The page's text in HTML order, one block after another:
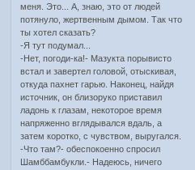
меня. Это... А, знаю, это от людей
потянуло, жертвенным дымом. Так что
ты хотел сказать?
-Я тут подумал...
-Нет, погоди-ка!- Мазукта порывисто
встал и завертел головой, отыскивая,
откуда пахнет гарью. Наконец, найдя
источник, он близоруко приставил
ладонь к глазам, некоторое время
напряженно вглядывался вдаль, а
затем коротко, с чувством, выругался.
-Что там?- обеспокоенно спросил
Шамббамбукли.- Надеюсь, ничего